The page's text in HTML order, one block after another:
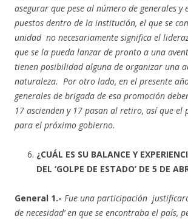
asegurar que pese al número de generales y
puestos dentro de la institución, el que se
unidad no necesariamente significa el
que se la pueda lanzar de pronto a una
tienen posibilidad alguna de organizar una
naturaleza. Por otro lado, en el presente
generales de brigada de esa promoción
17 ascienden y 17 pasan al retiro, así que el
para el próximo gobierno.
¿CUÁL ES SU BALANCE Y
DEL ‘GOLPE DE ESTADO’ DE 5 DE
General 1.- Fue una participación
de necesidad’ en que se encontraba el país,